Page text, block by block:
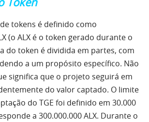
tokens é definido como
(o ALX é o token gerado durante o
do token é dividida em partes, com
a um propósito específico. Não
significa que o projeto seguirá em
do valor captado. O limite
do TGE foi definido em 30.000
a 300.000.000 ALX. Durante o